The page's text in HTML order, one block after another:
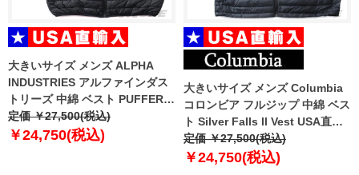
大きいサイズ メンズ ALPHA
INDUSTRIES アルファインダス
トリーズ 中綿 ベスト PUFFER
VEST USA直輸入 138122
定価 ￥27,500(税込)
￥24,750(税込)
大きいサイズ メンズ Columbia
コロンビア フルジップ 中綿 ベス
ト Silver Falls ll Vest USA直輸
入 2098741
定価 ￥27,500(税込)
￥24,750(税込)